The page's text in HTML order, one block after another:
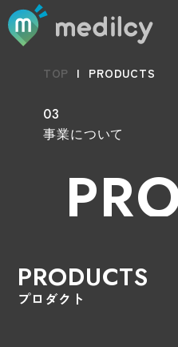
03
事業について
TOP | PRODUCTS
PRODUCTS
プロダクト